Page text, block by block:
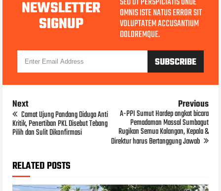
NEWSLETTER
SIGNUP
OMNIS ISTE NATUS ERROR SIT
VOLUPTATEM ACCUSANTIUM
DOLOREMQUE.
Next
Camat Ujung Pandang Diduga Anti
Kritik, Penertiban PKL Disebut Tebang
Pilih dan Sulit Dikonfirmasi
Previous
A-PPI Sumut Hardep angkat bicara
Pemadaman Massal Sumbagut
Rugikan Semua Kalangan, Kepala &
Direktur harus Bertanggung Jawab
RELATED POSTS